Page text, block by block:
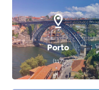
Porto
(117)